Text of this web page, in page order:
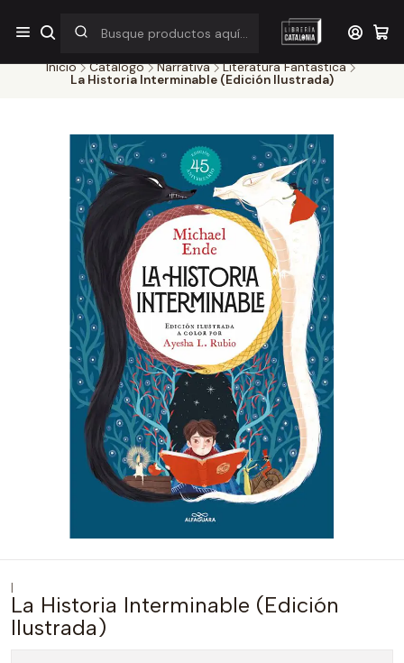
¡Por pocos días! Despacho a $1.000 en RM por compras sobre
$38.000
Inicio Catálogo Narrativa
Literatura Fantastica
La Historia Interminable (Edición Ilustrada)
|
La Historia Interminable (Edición
Ilustrada)